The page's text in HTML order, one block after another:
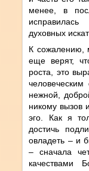
менее, в
духовных
К сожалению,
еще верят,
роста, это
нежной,
никому вызов
эго. Как я
достичь
овладеть – и
– сначала
качествами